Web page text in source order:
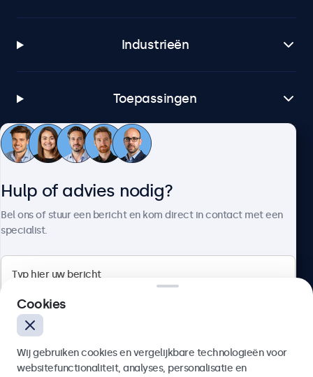
Industrieën
Toepassingen
Klantenservice
4.8/5 door 5000+ bedrijven
Hulp of advies nodig?
Bel ons of stuur een bericht en kom direct in contact met een
specialist.
Cookies
Wij gebruiken cookies en vergelijkbare technologieën voor
websitefunctionaliteit, analyses, personalisatie en